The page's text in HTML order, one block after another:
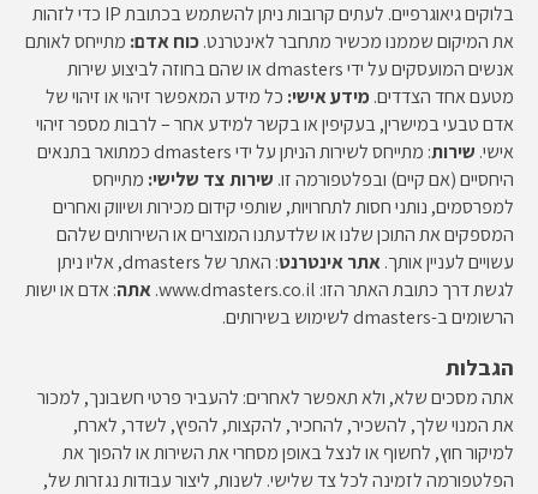
בלוקים גיאוגרפיים. לעתים קרובות ניתן להשתמש בכתובת IP כדי לזהות
את המיקום שממנו מכשיר מתחבר לאינטרנט.כוח אדם: מתייחס לאותם
אנשים המועסקים על ידי dmasters או שהם בחוזה לביצוע שירות
מטעם אחד הצדדים.מידע אישי: כל מידע המאפשר זיהוי או זיהוי של
אדם טבעי במישרין, בעקיפין או בקשר למידע אחר – לרבות מספר זיהוי
אישי. שירות
: מתייחס לשירות הניתן על ידי dmasters כמתואר בתנאים
היחסיים (אם קיים) ובפלטפורמה זו. שירות צד שלישי: מתייחס
למפרסמים, נותני חסות לתחרויות, שותפי קידום מכירות ושיווק ואחרים
המספקים את התוכן שלנו או שלדעתנו המוצרים או השירותים שלהם
עשויים לעניין אותך.אתר אינטרנט
: האתר של dmasters, אליו ניתן
לגשת דרך כתובת האתר הזו: www.dmasters.co.il.
אתה: אדם או ישות
הרשומים ב-dmasters לשימוש בשירותים.
הגבלות
אתה מסכים שלא, ולא תאפשר לאחרים: להעביר פרטי חשבונך, למכור
את המנוי שלך, להשכיר, להחכיר, להקצות, להפיץ, לשדר, לארח,
למיקור חוץ, לחשוף או לנצל באופן מסחרי את השירות או להפוך את
הפלטפורמה לזמינה לכל צד שלישי. לשנות, ליצור עבודות נגזרות של,